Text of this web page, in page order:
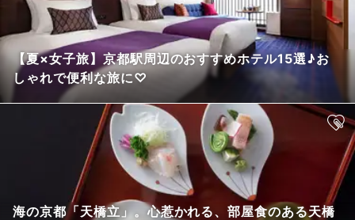
【夏×女子旅】京都駅周辺のおすすめホテル15選♪お
しゃれで便利な旅に♡
海の京都「天橋立」。心惹かれる、部屋食のある天橋